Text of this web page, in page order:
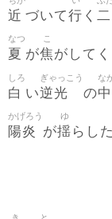
近 づいて行 く 二
夏
なつ
が焦
こ
がしてく
白
しろ
い逆光
ぎゃっこう
の中
な
陽炎
かげろう
が揺
ゆ
らした
き と